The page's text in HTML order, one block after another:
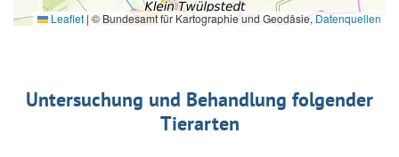
Leaflet | © Bundesamt für Kartographie und Geodäsie,Datenquellen
Untersuchung und Behandlung folgender
Tierarten